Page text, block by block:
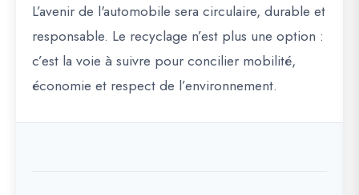
L’avenir de l'automobile sera circulaire, durable et
responsable. Le recyclage n’est plus une option :
c’est la voie à suivre pour concilier mobilité,
économie et respect de l’environnement.